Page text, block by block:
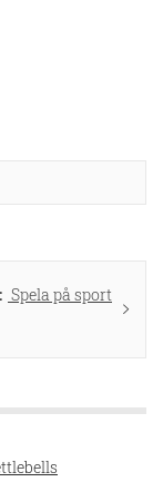
Nästa
Spela på sport